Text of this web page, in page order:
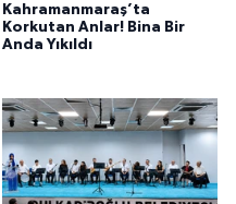
Kahramanmaraş’ta
Korkutan Anlar! Bina Bir
Anda Yıkıldı